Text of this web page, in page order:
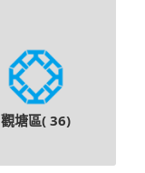
觀塘區( 36)